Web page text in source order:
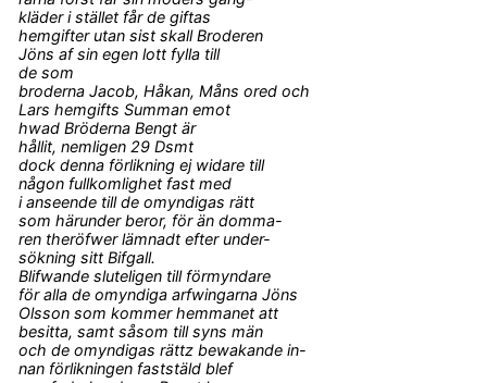
kläder i stället får de giftas
hemgifter utan sist skall Broderen
Jöns af sin egen lott fylla till
de som
broderna Jacob, Håkan, Måns ored och
Lars hemgifts Summan emot
hwad Bröderna Bengt är
hållit, nemligen 29 Dsmt
dock denna förlikning ej widare till
någon fullkomlighet fast med
i anseende till de omyndigas rätt
som härunder beror, för än domma-
ren theröfwer lämnadt efter under-
sökning sitt Bifgall.
Blifwande sluteligen till förmyndare
för alla de omyndiga arfwingarna Jöns
Olsson som kommer hemmanet att
besitta, samt såsom till syns män
och de omyndigas rättz bewakande in-
nan förlikningen faststäld blef